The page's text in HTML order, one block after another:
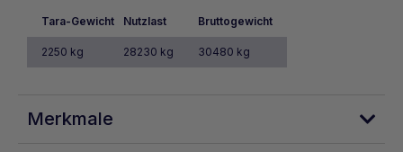
Tara-Gewicht Nutzlast Bruttogewicht
2250 kg 28230 kg 30480 kg
Merkmale